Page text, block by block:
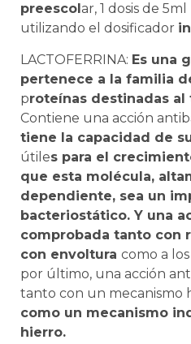
preescol ar, 1 dosis de
utilizando el dosificador
LACTOFERRINA: Es una
pertenece a la familia d
proteínas destinadas
Contiene una acción
tiene la capacidad de
útiles para el
que esta molécula,
dependiente, sea un
bacteriostático. Y una
comprobada tanto con
con envoltura como a
por último, una acción
tanto con un mecanismo
como un mecanismo
hierro.